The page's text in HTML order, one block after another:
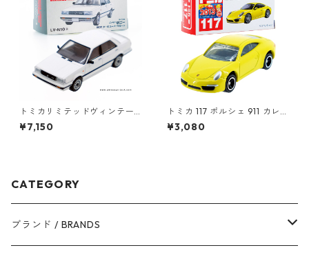
トミカリミテッドヴィンテー
ジネオ LV-N10a ニッサン サ
ニー 1500 ターボ スーパーサ
¥7,150
トミカ 117 ポルシェ 911 カレラ
(初回特別カラー) #10450368
¥3,080
CATEGORY
ブランド / BRANDS